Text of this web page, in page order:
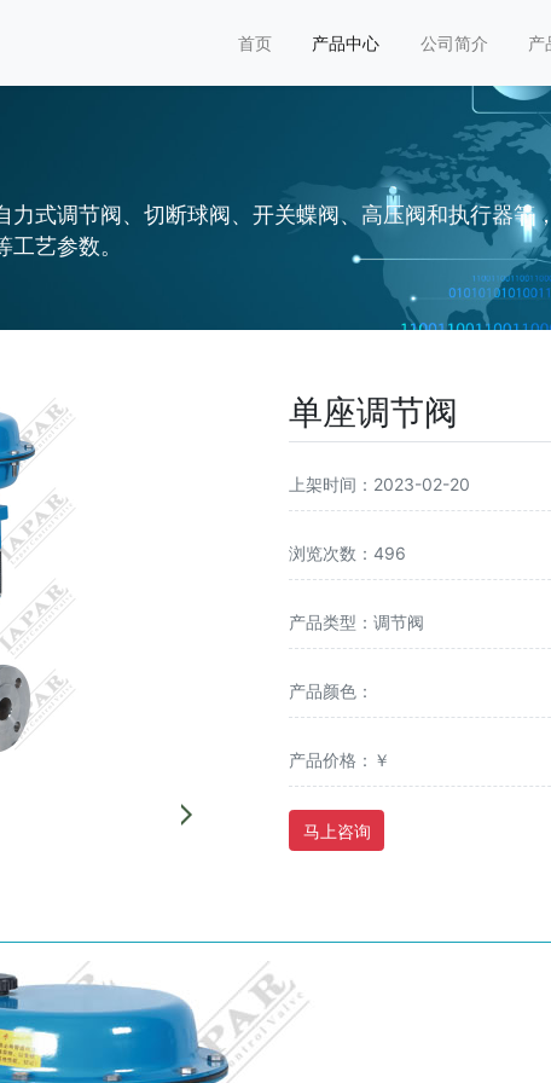
首页 产品中心 公司简介 产
式调节阀、切断球阀、开关蝶阀、高压阀和执行器等
艺参数。
单座调节阀
上架时间：2023-02-20
浏览次数：496
产品类型：调节阀
产品颜色：
产品价格：￥
马上咨询